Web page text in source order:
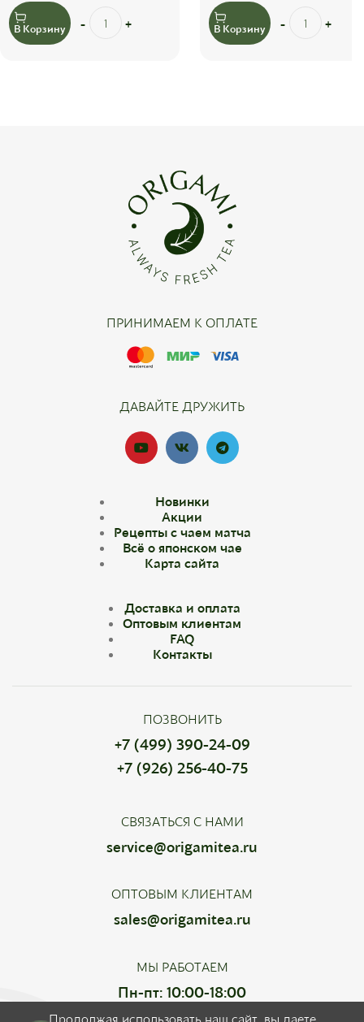
В Корзину В Корзину
ПРИНИМАЕМ К ОПЛАТЕ
ДАВАЙТЕ ДРУЖИТЬ
Новинки
Акции
Рецепты с чаем матча
Всё о японском чае
Карта сайта
Доставка и оплата
Оптовым клиентам
FAQ
Контакты
ПОЗВОНИТЬ
+7 (499) 390-24-09
+7 (926) 256-40-75
СВЯЗАТЬСЯ С НАМИ
service@origamitea.ru
ОПТОВЫМ КЛИЕНТАМ
sales@origamitea.ru
МЫ РАБОТАЕМ
Пн-пт: 10:00-18:00
Продолжая использовать наш сайт, вы даете